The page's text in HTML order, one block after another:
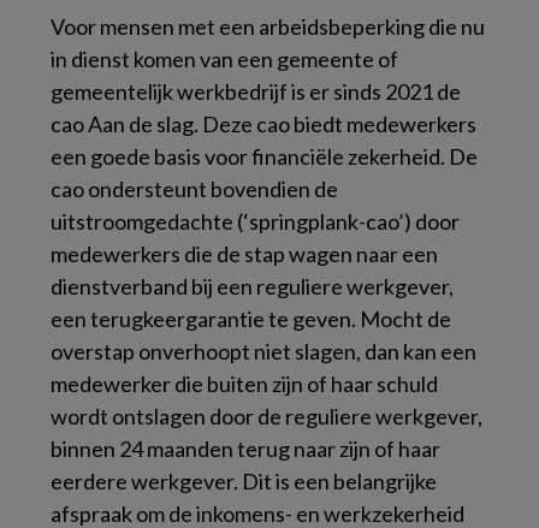
Voor mensen met een arbeidsbeperking die nu
in dienst komen van een gemeente of
gemeentelijk werkbedrijf is er sinds 2021 de
cao Aan de slag. Deze cao biedt medewerkers
een goede basis voor financiële zekerheid. De
cao ondersteunt bovendien de
uitstroomgedachte (‘springplank-cao’) door
medewerkers die de stap wagen naar een
dienstverband bij een reguliere werkgever,
een terugkeergarantie te geven. Mocht de
overstap onverhoopt niet slagen, dan kan een
medewerker die buiten zijn of haar schuld
wordt ontslagen door de reguliere werkgever,
binnen 24 maanden terug naar zijn of haar
eerdere werkgever. Dit is een belangrijke
afspraak om de inkomens- en werkzekerheid